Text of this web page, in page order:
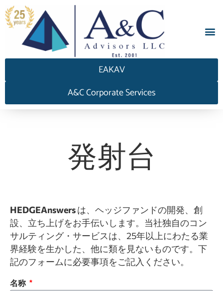
EAKAV
A&C Corporate Services
発射台
HEDGEAnswersは、ヘッジファンドの開発、創
設、立ち上げをお手伝いします。当社独自のコン
サルティング・サービスは、25年以上にわたる業
界経験を生かした、他に類を見ないものです。下
記のフォームに必要事項をご記入ください。
名称